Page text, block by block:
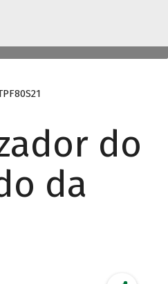
do
da